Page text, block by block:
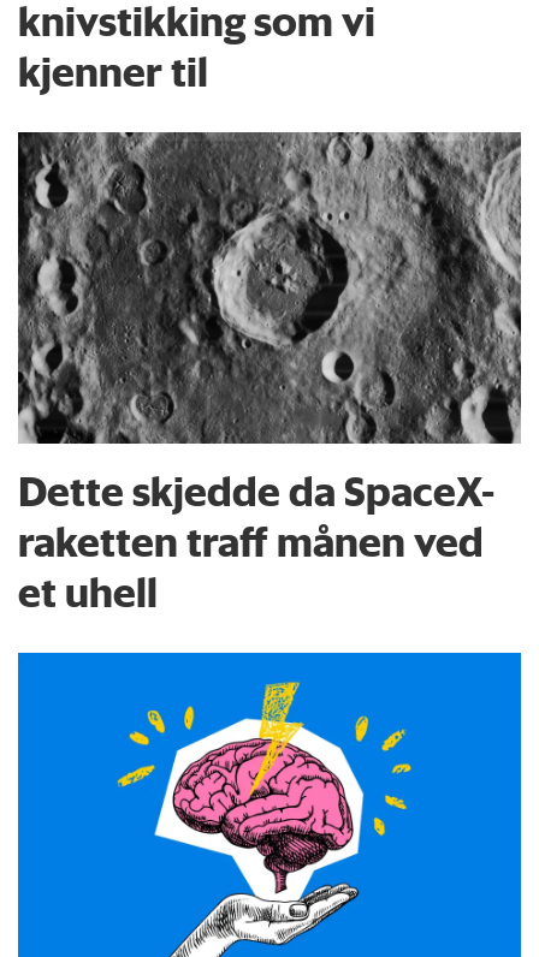
knivstikking som vi
kjenner til
Dette skjedde da SpaceX-
raketten traff månen ved
et uhell